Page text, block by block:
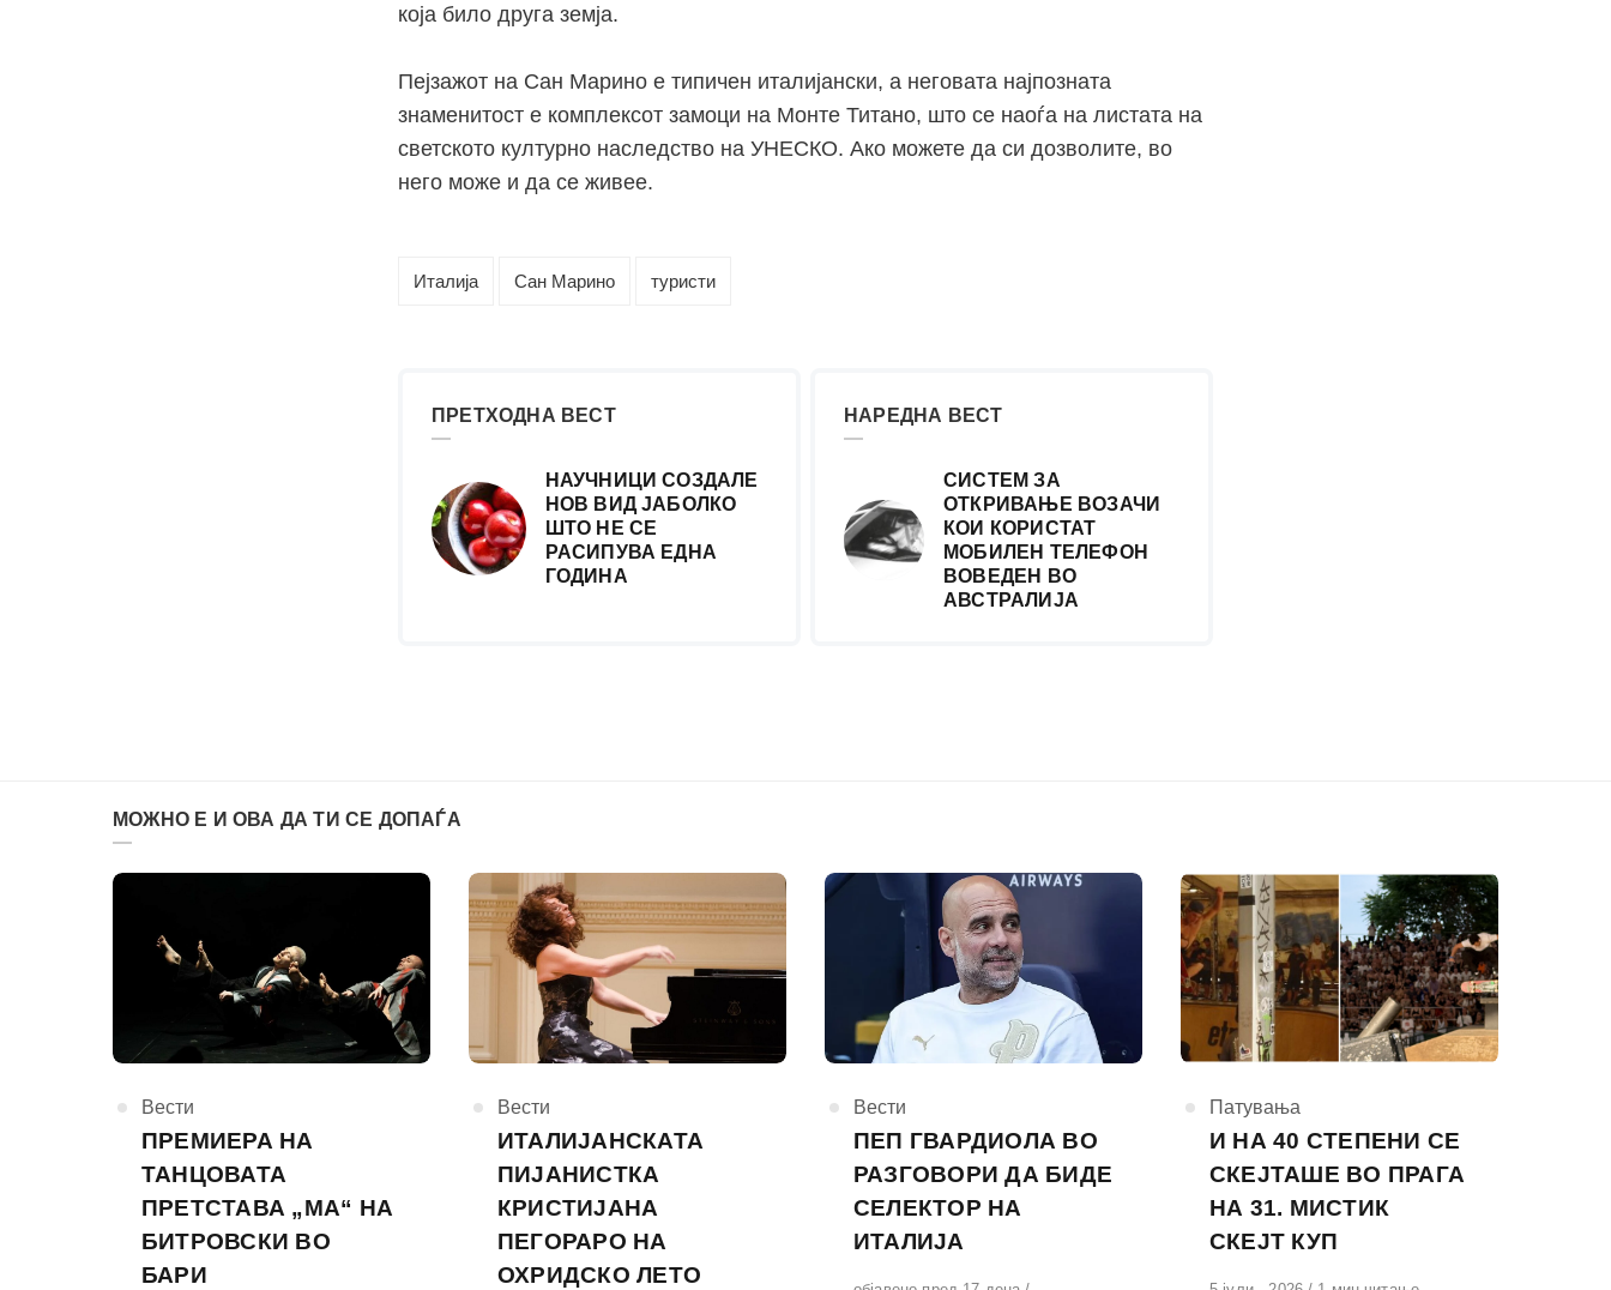
која било друга земја.
Пејзажот на Сан Марино е типичен италијански, а неговата најпозната
знаменитост е комплексот замоци на Монте Титано, што се наоѓа на листата на
светското културно наследство на УНЕСКО. Ако можете да си дозволите, во
него може и да се живее.
Италија Сан Марино туристи
ПРЕТХОДНА ВЕСТ
НАУЧНИЦИ СОЗДАЛЕ
НОВ ВИД ЈАБОЛКО
ШТО НЕ СЕ
РАСИПУВА ЕДНА
ГОДИНА
НАРЕДНА ВЕСТ
СИСТЕМ ЗА
ОТКРИВАЊЕ ВОЗАЧИ
КОИ КОРИСТАТ
МОБИЛЕН ТЕЛЕФОН
ВОВЕДЕН ВО
АВСТРАЛИЈА
МОЖНО Е И ОВА ДА ТИ СЕ ДОПАЃА
КАтегорија
Вести
ПРЕМИЕРА НА
ТАНЦОВАТА
ПРЕТСТАВА „МА“ НА
БИТРОВСКИ ВО
БАРИ
КАтегорија
Вести
ИТАЛИЈАНСКАТА
ПИЈАНИСТКА
КРИСТИЈАНА
ПЕГОРАРО НА
ОХРИДСКО ЛЕТО
КАтегорија
Вести
ПЕП ГВАРДИОЛА ВО
РАЗГОВОРИ ДА БИДЕ
СЕЛЕКТОР НА
ИТАЛИЈА
КАтегорија
Патувања
И НА 40 СТЕПЕНИ СЕ
СКЕЈТАШЕ ВО ПРАГА
НА 31. МИСТИК
СКЕЈТ КУП